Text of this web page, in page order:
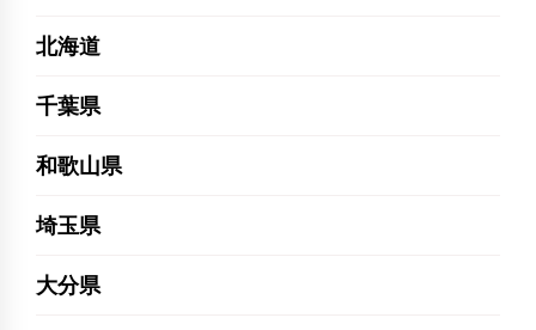
北海道
千葉県
和歌山県
埼玉県
大分県